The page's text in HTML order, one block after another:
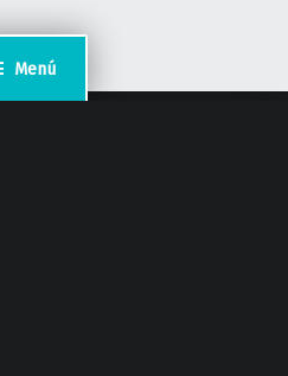
Menú